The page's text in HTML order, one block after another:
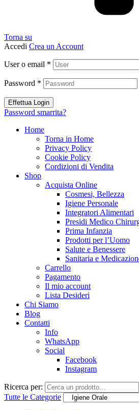
Torna su
Accedi Crea un Account
User o email *
Password *
Effettua Login
Password smarrita?
Home
Torna in Home
Privacy Policy
Cookie Policy
Cordizioni di Vendita
Shop
Acquista Online
Cosmesi, Bellezza
Igiene Personale
Integratori Alimentari
Presidi Medico
Prima Infanzia
Prodotti per l’Uomo
Salute e Benessere
Sanitaria e
Carrello
Pagamento
Il mio account
Lista Desideri
Chi Siamo
Blog
Contatti
Info
WhatsApp
Social
Facebook
Instagram
Ricerca per:
Tutte le Categorie